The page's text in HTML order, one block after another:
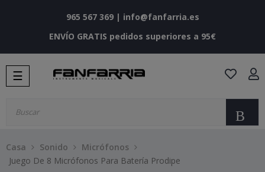
965 567 369| info@fanfarria.es
ENVÍO GRATIS pedidos superiores a 95€
Navegación
de
☰
Casa Sonido
Micrófonos
Juego De 8 Micrófonos Para Batería Prodipe